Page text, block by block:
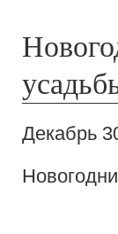
Декабрь